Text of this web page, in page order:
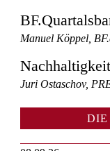
Manuel Köppel,
Juri Ostaschov,
DIE